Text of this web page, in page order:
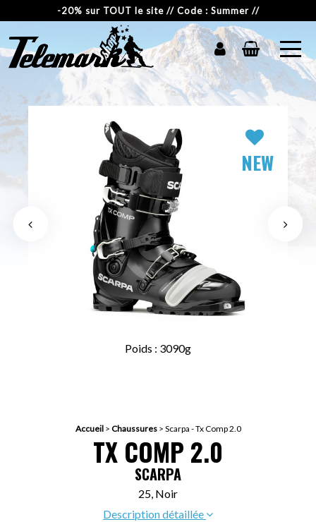
-20% sur TOUT le site // Code : Summer //
NEW
Poids : 3090g
Accueil> Chaussures> Scarpa - Tx Comp 2.0
TX COMP 2.0
SCARPA
25, Noir
Description détaillée